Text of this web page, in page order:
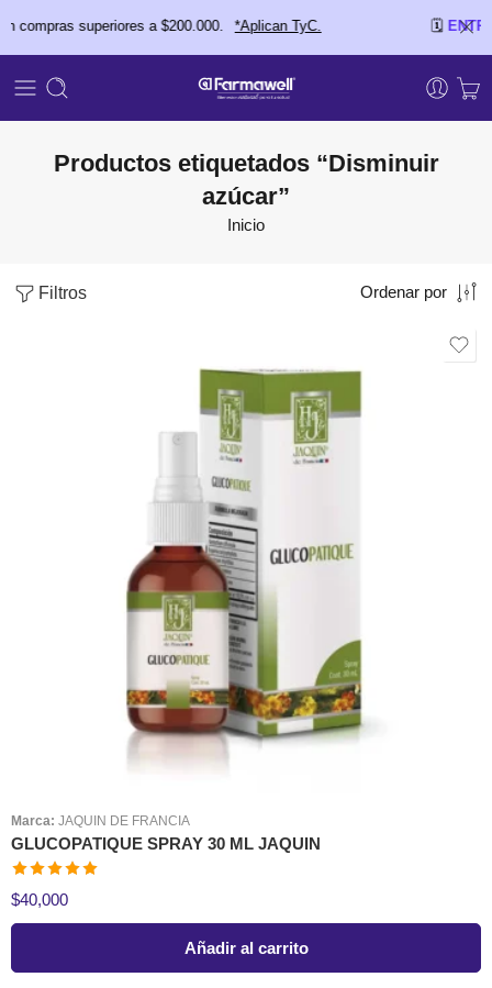
superiores a $200.000. *Aplican TyC.
Productos etiquetados “Disminuir
azúcar”
Inicio
Filtros Ordenar por
Marca: JAQUIN DE FRANCIA
GLUCOPATIQUE SPRAY 30 ML JAQUIN
Valorado en
$40,000
Añadir al carrito